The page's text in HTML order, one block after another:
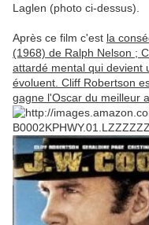
Laglen (photo ci-dessus).
Après ce film c'est la
(1968) de Ralph Nelson ;
attardé mental qui devient
évoluent. Cliff Robertson
gagne l'Oscar du meilleur